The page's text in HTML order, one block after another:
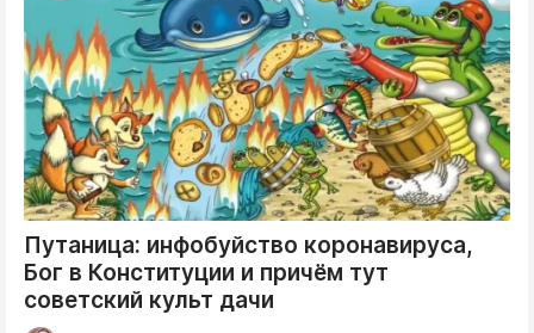
Путаница: инфобуйство коронавируса,
Бог в Конституции и причём тут
советский культ дачи